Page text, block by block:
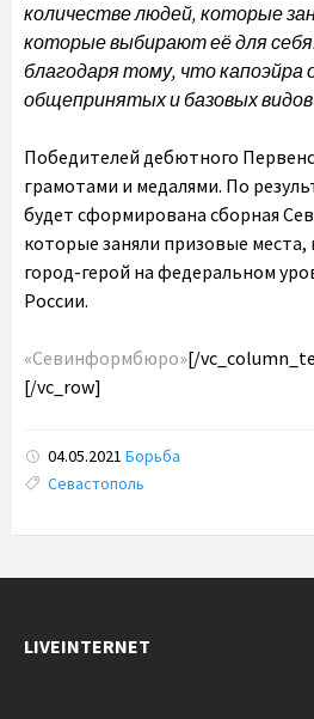
количестве людей, которые
которые выбирают её для
благодаря тому, что
общепринятых и базовых
Победителей дебютного
грамотами и медалями. По
будет сформирована сборная
которые заняли призовые
город-герой на федеральном
России.
«Севинформбюро»[/
[/vc_row]
04.05.2021 Борьба
Tags:
Севастополь
LIVEINTERNET